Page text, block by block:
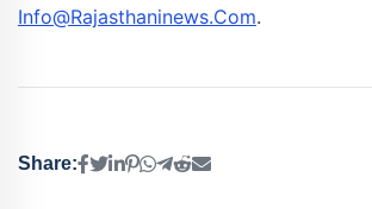
Info@rajasthaninews.com.
Share: